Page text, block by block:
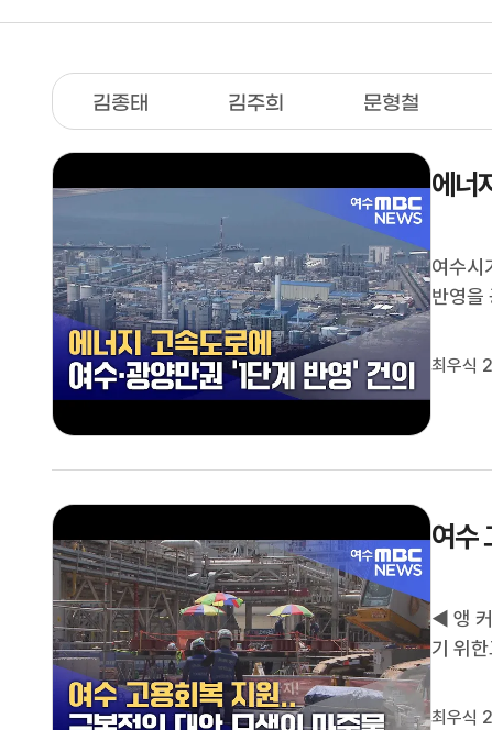
김종태 김주희 문형철
에너
여수시
반영을
인 에
최우식
여수
◀ 앵
기 위
대하는
최우식